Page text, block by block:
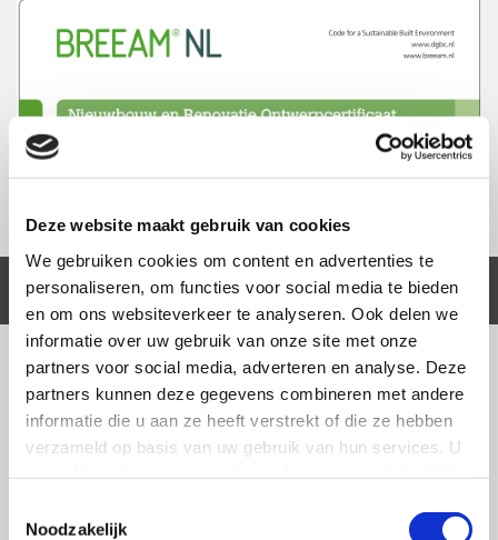
Deze website maakt gebruik van cookies
We gebruiken cookies om content en advertenties te
personaliseren, om functies voor social media te bieden
en om ons websiteverkeer te analyseren. Ook delen we
informatie over uw gebruik van onze site met onze
partners voor social media, adverteren en analyse. Deze
partners kunnen deze gegevens combineren met andere
informatie die u aan ze heeft verstrekt of die ze hebben
verzameld op basis van uw gebruik van hun services. U
Noodzakelijk